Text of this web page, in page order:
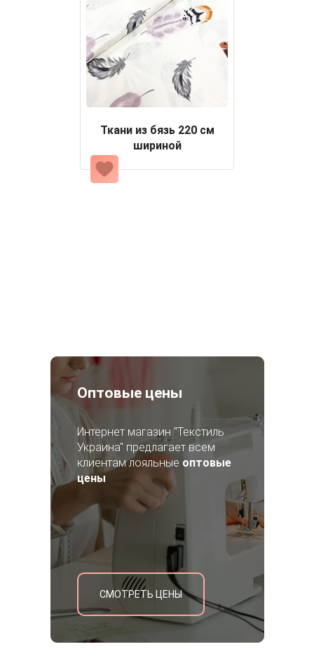
Ткани из бязь 220 см
шириной
Оптовые цены
Интернет магазин "Текстиль
Украина" предлагает всем
клиентам лояльные оптовые
цены
СМОТРЕТЬ ЦЕНЫ